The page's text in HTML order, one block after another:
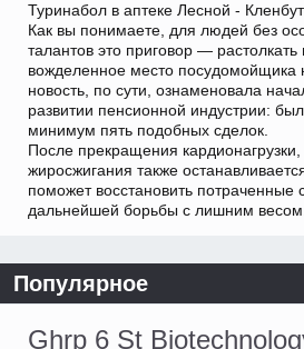
Туринабол в аптеке Лесной -
Как вы понимаете, для людей без
талантов это приговор — растолкать
вожделенное место посудомойщика
новость, по сути, ознаменовала
развитии пенсионной индустрии:
минимум пять подобных сделок.
После прекращения
жиросжигания также
поможет восстановить потраченные
дальнейшей борьбы с лишним весом.
Популярное
Ghrp 6 St